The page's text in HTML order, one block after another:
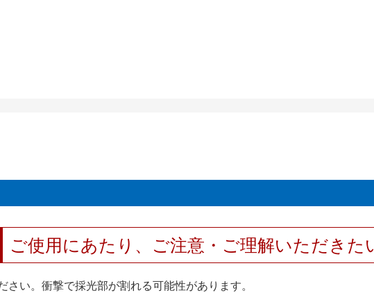
ご使用にあたり、ご注意・ご理解いただきた
い。衝撃で採光部が割れる可能性があります。